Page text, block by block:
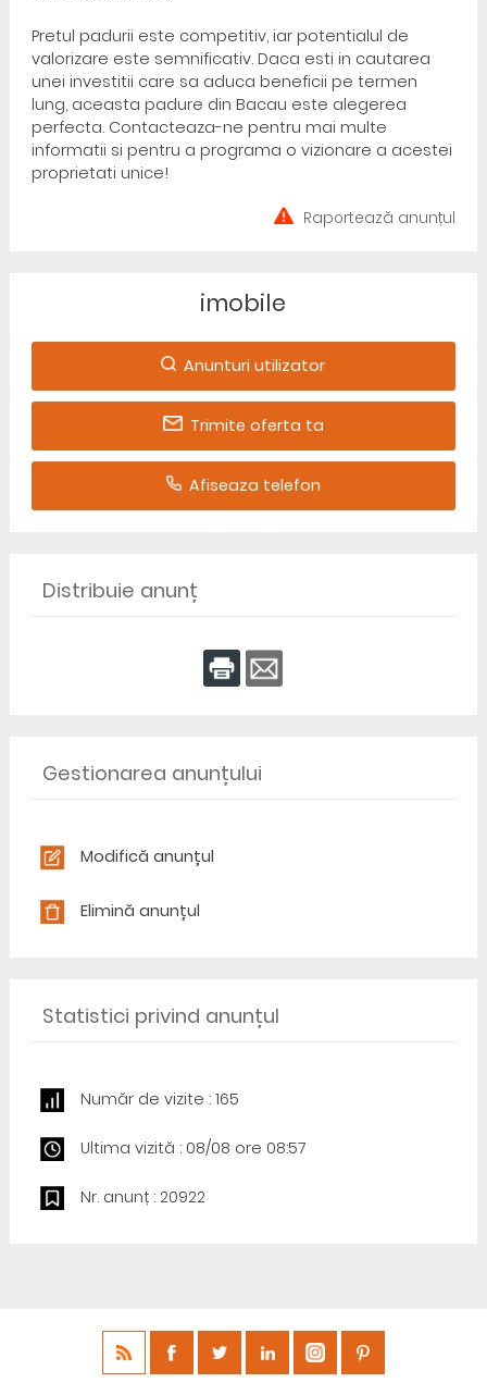
Pretul padurii este competitiv, iar potentialul de
valorizare este semnificativ. Daca esti in cautarea
unei investitii care sa aduca beneficii pe termen
lung, aceasta padure din Bacau este alegerea
perfecta. Contacteaza-ne pentru mai multe
informatii si pentru a programa o vizionare a acestei
proprietati unice!
Raportează anunțul
imobile
Anunturi utilizator
Trimite oferta ta
Afiseaza telefon
Distribuie anunț
Gestionarea anunțului
Modifică anunțul
Elimină anunțul
Statistici privind anunțul
Număr de vizite : 165
Ultima vizită : 08/08 ore 08:57
Nr. anunț : 20922